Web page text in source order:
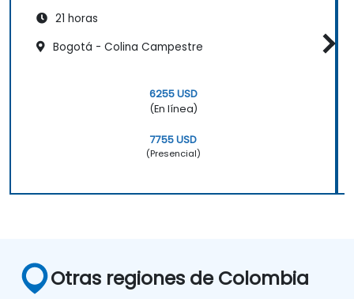
21 horas
Bogotá - Colina Campestre
6255 USD
(En línea)
7755 USD
(Presencial)
Otras regiones de Colombia